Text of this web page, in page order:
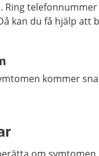
Ring
kan du få hjälp att
kommer